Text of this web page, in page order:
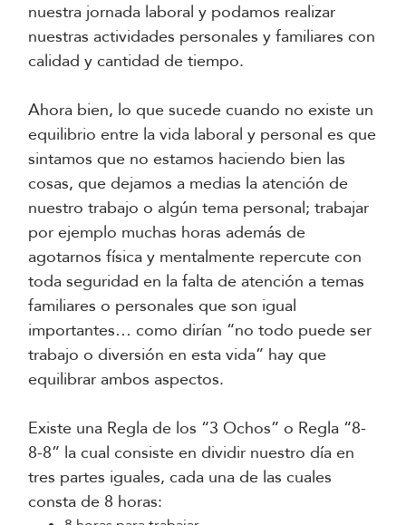
nuestra jornada laboral y podamos realizar
nuestras actividades personales y familiares con
calidad y cantidad de tiempo.
Ahora bien, lo que sucede cuando no existe un
equilibrio entre la vida laboral y personal es que
sintamos que no estamos haciendo bien las
cosas, que dejamos a medias la atención de
nuestro trabajo o algún tema personal; trabajar
por ejemplo muchas horas además de
agotarnos física y mentalmente repercute con
toda seguridad en la falta de atención a temas
familiares o personales que son igual
importantes… como dirían “no todo puede ser
trabajo o diversión en esta vida” hay que
equilibrar ambos aspectos.
Existe una Regla de los “3 Ochos” o Regla “8-
8-8” la cual consiste en dividir nuestro día en
tres partes iguales, cada una de las cuales
consta de 8 horas: